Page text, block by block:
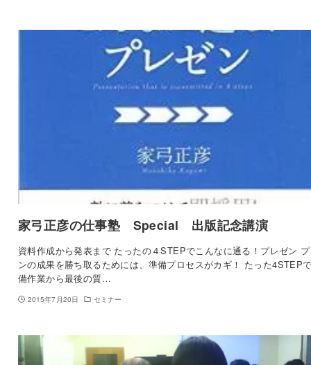
家弓正彦の仕事塾 Special 出版記念講演
資料作成から発表まで たったの４STEPでこんなに通る！プレゼン
ンの成果を勝ち取るためには、準備プロセスがカギ！ たった4STEP
備作業から最後の質…
2015年7月20日 セミナー